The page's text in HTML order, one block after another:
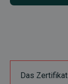
Das